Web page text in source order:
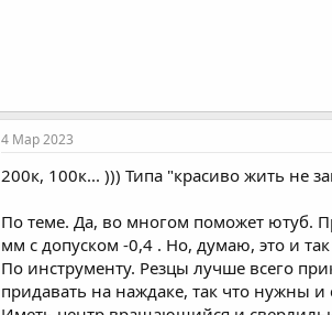
4 Мар 2023
200к, 100к... ))) Типа "красиво жить не
По теме. Да, во многом поможет ютуб.
мм с допуском -0,4 . Но, думаю, это и так
По инструменту. Резцы лучше всего
придавать на наждаке, так что нужны